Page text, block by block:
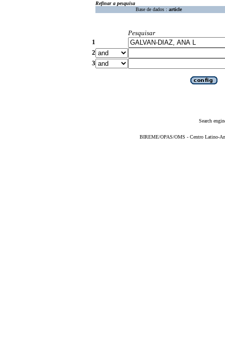
Refinar a pesquisa
Base de dados : article
Pesquisar
1
2
3
Search
BIREME/OPAS/OMS - Centro Latino-